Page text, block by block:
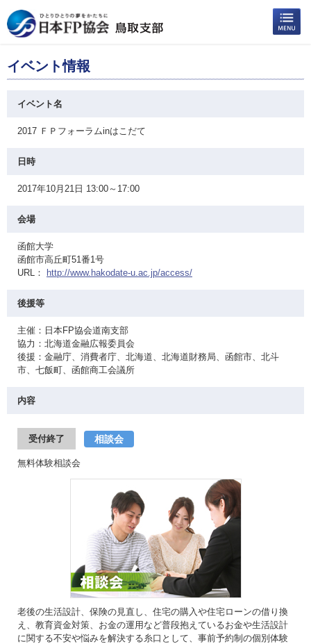
イベント情報
イベント名
2017 ＦＰフォーラムinはこだて
日時
2017年10月21日 13:00～17:00
会場
函館大学
函館市高丘町51番1号
URL：
http://www.hakodate-u.ac.jp/access/
後援等
主催：日本FP協会道南支部
協力：北海道金融広報委員会
後援：金融庁、消費者庁、北海道、北海道財務局、函館市、北斗
市、七飯町、函館商工会議所
内容
受付終了 相談会
無料体験相談会
老後の生活設計、保険の見直し、住宅の購入や住宅ローンの借り換
え、教育資金対策、お金の運用など普段抱えているお金や生活設計
に関する不安や悩みを解決する糸口として、事前予約制の個別体験